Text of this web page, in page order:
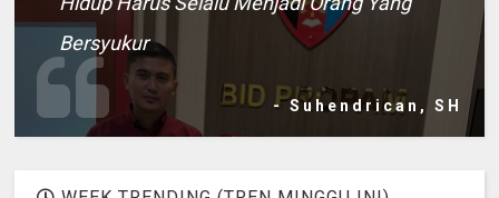
Bersyukur
- Suhendrican, SH